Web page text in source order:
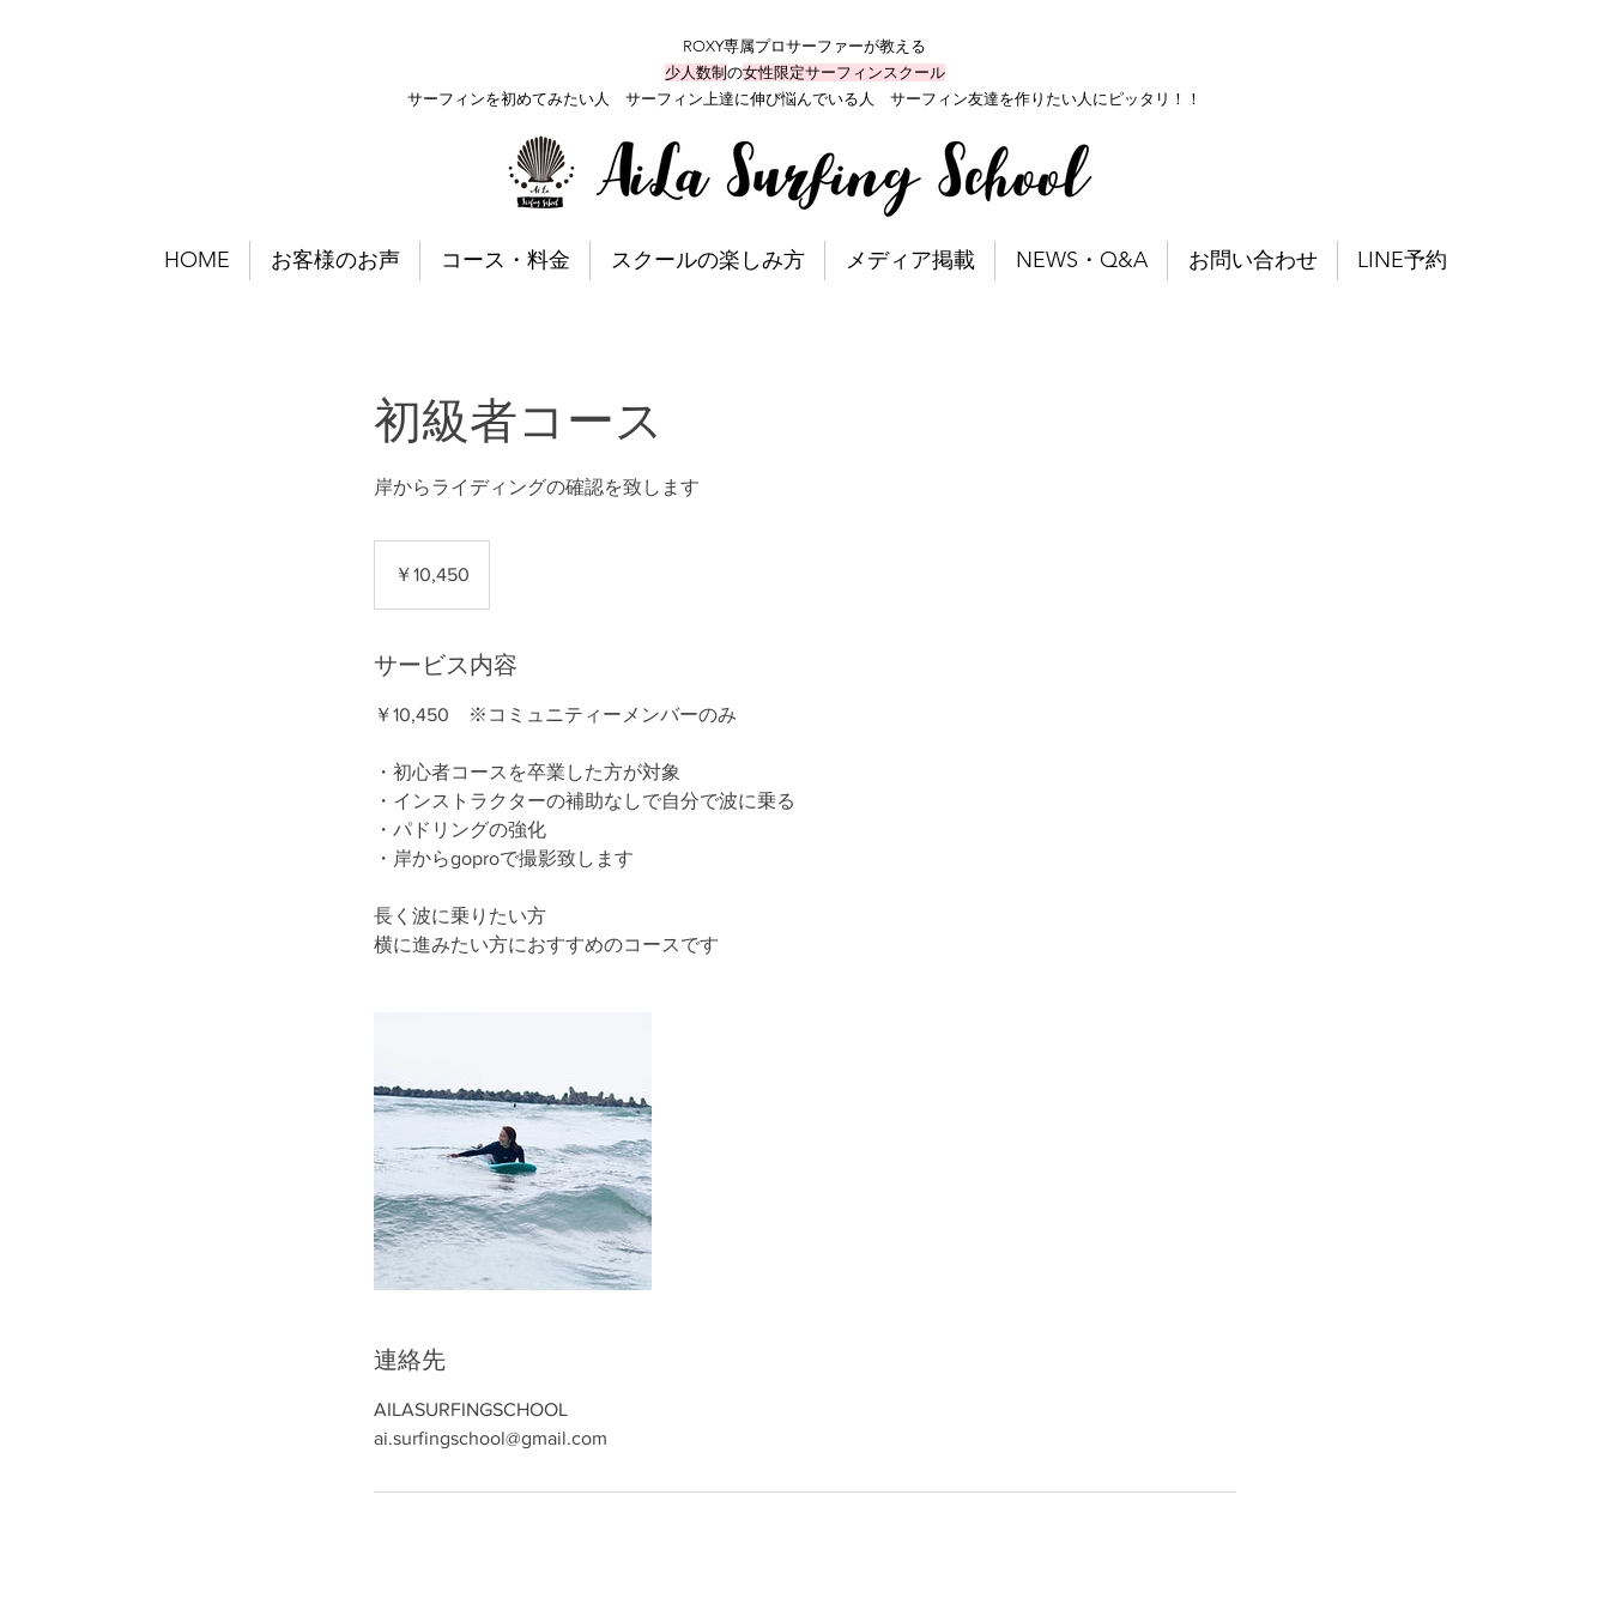
ROXY専属プロサーファーが教える
少人数制 の女性限定サーフィンスクール
サーフィンを初めてみたい人 サーフィン上達に伸び悩んでいる人 サーフィン友達を作りたい人にピッタリ！！
HOME お客様のお声 コース・料金 スクールの楽しみ方 メディア掲載 NEWS・Q&A お問い合わせ LINE予約
初級者コース
岸からライディングの確認を致します
￥10,450
サービス内容
￥10,450 ※コミュニティーメンバーのみ
・初心者コースを卒業した方が対象
・インストラクターの補助なしで自分で波に乗る
・パドリングの強化
・岸からgoproで撮影致します
長く波に乗りたい方
横に進みたい方におすすめのコースです
連絡先
AILASURFINGSCHOOL
ai.surfingschool@gmail.com